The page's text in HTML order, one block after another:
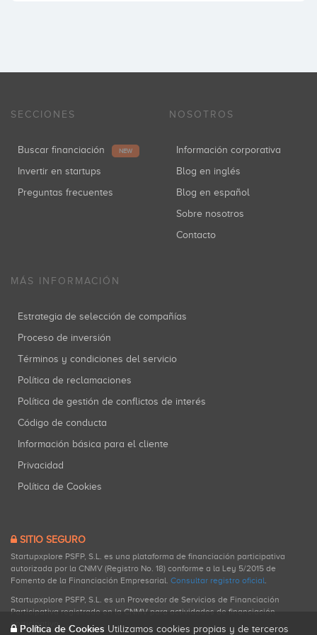
SECCIONES
Buscar financiación NEW
Invertir en startups
Preguntas frecuentes
NOSOTROS
Información corporativa
Blog en inglés
Blog en español
Sobre nosotros
Contacto
MÁS INFORMACIÓN
Estrategia de selección de compañías
Proceso de inversión
Términos y condiciones del servicio
Política de reclamaciones
Política de gestión de conflictos de interés
Código de conducta
Información básica para el cliente
Privacidad
Política de Cookies
SITIO SEGURO
Startupxplore PSFP, S.L. es una plataforma de financiación participativa
autorizada por la CNMV (Registro No. 18) conforme a la Ley 5/2015 de
Fomento de la Financiación Empresarial. Consultar registro oficial.
Startupxplore PSFP, S.L. es un Proveedor de Servicios de Financiación
Participativa registrado en la CNMV para actividades de financiación
participativa.
Política de Cookies Utilizamos cookies propias y de terceros